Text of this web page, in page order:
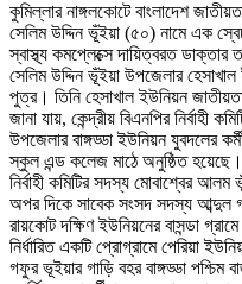
কুমিল্লার নাঙ্গলকোটে বাংলাদেশ
সেলিম উদ্দিন ভূঁইয়া (৫০) নামে এক
স্বাস্থ্য কমপ্লেক্সে দায়িত্বরত
সেলিম উদ্দিন ভূঁইয়া উপজেলার
পুত্র। তিনি হেসাখাল ইউনিয়ন
জানা যায়, কেন্দ্রীয় বিএনপির নির্বাহী
উপজেলার বাঙ্গড্ডা ইউনিয়ন যুবদলের
স্কুল এন্ড কলেজ মাঠে অনুষ্ঠিত হয়েছে।
নির্বাহী কমিটির সদস্য মোবাশ্বের আলম
অপর দিকে সাবেক সংসদ সদস্য আব্দুল
রায়কোট দক্ষিণ ইউনিয়নের বাসন্ডা
নির্ধারিত একটি প্রোগ্রামে পেরিয়া
গফুর ভূইয়ার গাড়ি বহর বাঙ্গড্ডা